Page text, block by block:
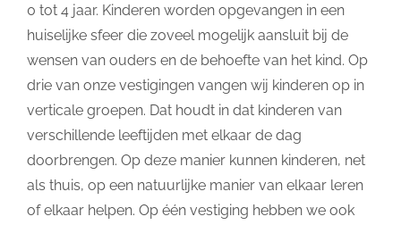
0 tot 4 jaar. Kinderen worden opgevangen in een
huiselijke sfeer die zoveel mogelijk aansluit bij de
wensen van ouders en de behoefte van het kind. Op
drie van onze vestigingen vangen wij kinderen op in
verticale groepen. Dat houdt in dat kinderen van
verschillende leeftijden met elkaar de dag
doorbrengen. Op deze manier kunnen kinderen, net
als thuis, op een natuurlijke manier van elkaar leren
of elkaar helpen. Op één vestiging hebben we ook